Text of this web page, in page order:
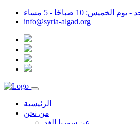
info@syria-algad.org
الرئيسية
من نحن
عن سوريا الغد